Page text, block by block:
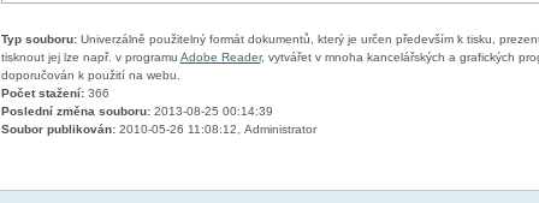
Typ souboru:Univerzálně použitelný formát dokumentů, který je určen především k tisku,
tisknout jej lze např. v programu Adobe Reader, vytvářet v mnoha kancelářských a grafických
doporučován k použití na webu.
Počet stažení:366
Poslední změna souboru:2013-08-25 00:14:39
Soubor publikován:2010-05-26 11:08:12, Administrator